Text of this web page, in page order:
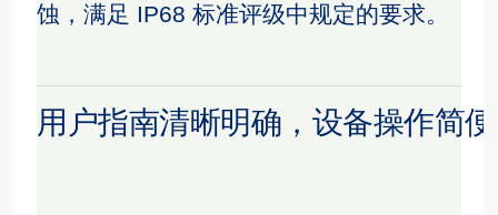
蚀，满足 IP68 标准评级中规定的要求。
用户指南清晰明确，设备操作简便